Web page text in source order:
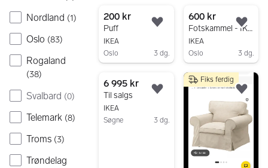
Nordland (1)
Oslo (83)
Rogaland
(38)
Svalbard (0)
Telemark (8)
Troms (3)
Trøndelag
200 kr
Puff
IKEA
Oslo
3 dg.
Legg til som favoritt.
600 kr
Fotskammel - IKEA
IKEA
Oslo
3 dg.
6 995 kr
Til salgs
IKEA
Søgne
3 dg.
Legg til som favoritt.
Fiks ferdig